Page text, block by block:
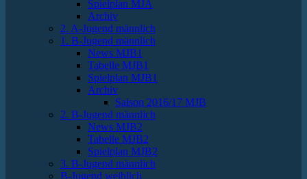
Spielplan MJA
Archiv
2. A-Jugend männlich
1. B-Jugend männlich
News MJB1
Tabelle MJB1
Spielplan MJB1
Archiv
Saison 2016/17 MJB
2. B-Jugend männlich
News MJB2
Tabelle MJB2
Spielplan MJB2
3. B-Jugend männlich
B-Jugend weiblich